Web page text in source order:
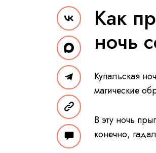
Как
ночь
Купальская
магические
В эту ночь
конечно,